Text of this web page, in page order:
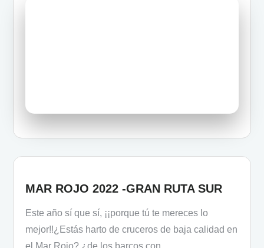
MAR ROJO 2022 -GRAN RUTA SUR
Este año sí que sí, ¡¡porque tú te mereces lo
mejor!!¿Estás harto de cruceros de baja calidad en
el Mar Rojo? ¿de los barcos con…